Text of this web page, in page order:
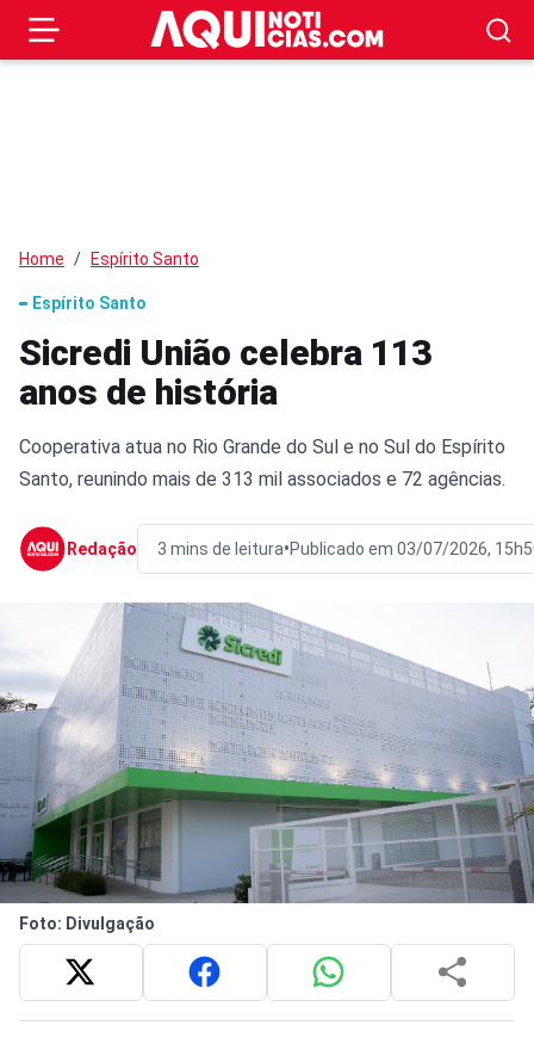
Home Espírito Santo
Espírito Santo
Sicredi União celebra 113
anos de história
Cooperativa atua no Rio Grande do Sul e no Sul do Espírito
Santo, reunindo mais de 313 mil associados e 72 agências.
Redação 3 mins de leitura•Publicado em 03/07/2026,
Foto: Divulgação